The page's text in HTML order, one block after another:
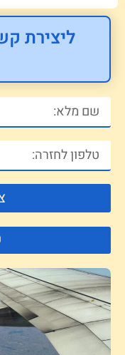
ליצירת